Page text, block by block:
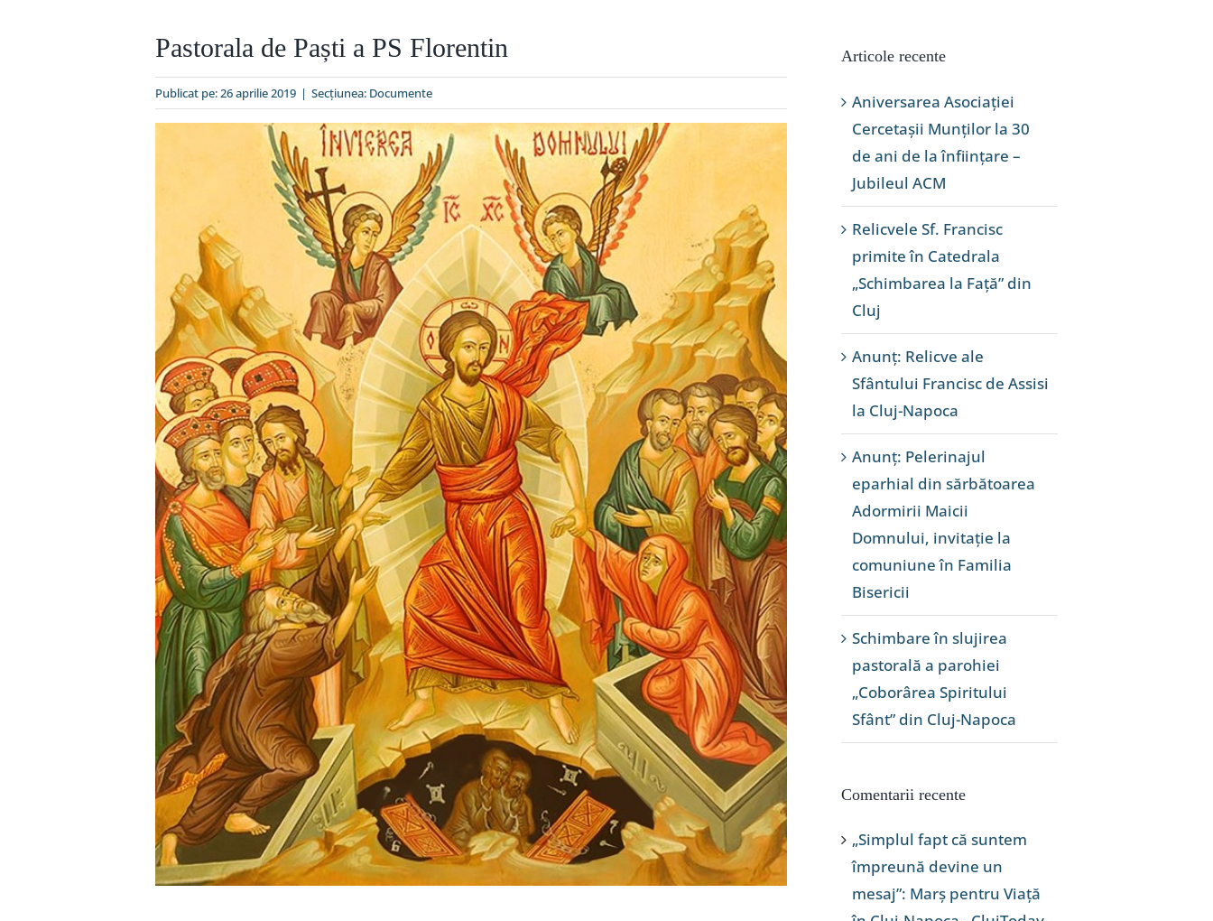
Pastorala de Paști a PS Florentin
Publicat pe: 26 aprilie 2019 | Secțiunea: Documente
Articole recente
Aniversarea Asociației
Cercetașii Munților la 30
de ani de la înființare –
Jubileul ACM
Relicvele Sf. Francisc
primite în Catedrala
„Schimbarea la Față” din
Cluj
Anunț: Relicve ale
Sfântului Francisc de Assisi
la Cluj-Napoca
Anunț: Pelerinajul
eparhial din sărbătoarea
Adormirii Maicii
Domnului, invitație la
comuniune în Familia
Bisericii
Schimbare în slujirea
pastorală a parohiei
„Coborârea Spiritului
Sfânt” din Cluj-Napoca
Comentarii recente
„Simplul fapt că suntem
împreună devine un
mesaj”: Marș pentru Viață